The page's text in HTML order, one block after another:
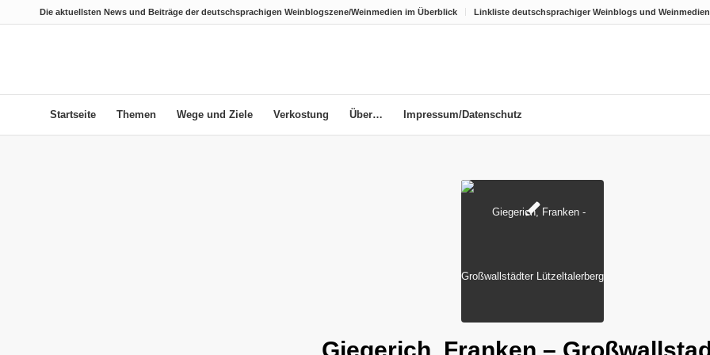
Die aktuellsten News und Beiträge der deutschsprachigen Weinblogszene/Weinmedien im Überblick Linkliste deutschsprachiger Weinblogs und Weinmedien
Startseite Themen Wege und Ziele Verkostung Über… Impressum/Datenschutz